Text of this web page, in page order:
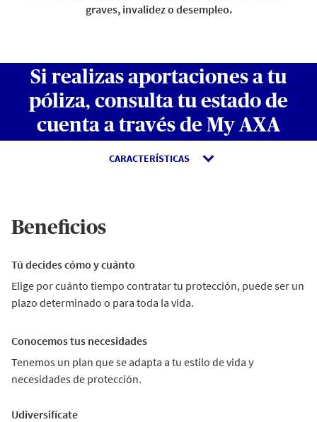
graves, invalidez o desempleo.
Si realizas aportaciones a tu
póliza, consulta tu estado de
cuenta a través de My AXA
CARACTERÍSTICAS
Beneficios
Tú decides cómo y cuánto
Elige por cuánto tiempo contratar tu protección, puede ser un
plazo determinado o para toda la vida.
Conocemos tus necesidades
Tenemos un plan que se adapta a tu estilo de vida y
necesidades de protección.
Udiversifícate